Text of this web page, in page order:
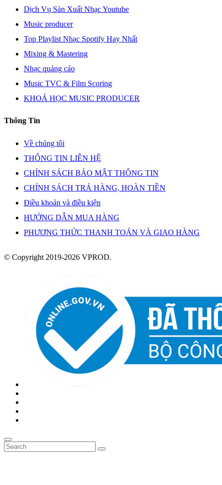
Dịch Vụ Sản Xuất Nhạc Youtube
Music producer
Top Playlist Nhạc Spotify Hay Nhất
Mixing & Mastering
Nhạc quảng cáo
Music TVC & Film Scoring
KHOÁ HỌC MUSIC PRODUCER
Thông Tin
Về chúng tôi
THÔNG TIN LIÊN HỆ
CHÍNH SÁCH BẢO MẬT THÔNG TIN
CHÍNH SÁCH TRẢ HÀNG, HOÀN TIỀN
Điều khoản và điều kiện
HƯỚNG DẪN MUA HÀNG
PHƯƠNG THỨC THANH TOÁN VÀ GIAO HÀNG
© Copyright 2019-2026 VPROD.